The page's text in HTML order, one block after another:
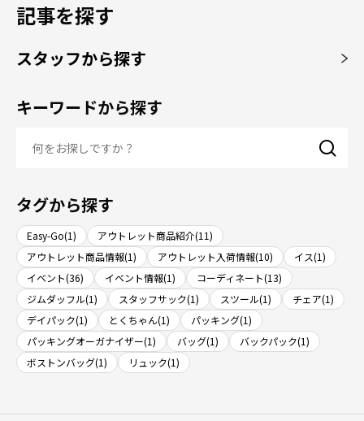
記事を探す
スタッフから探す
キーワードから探す
タグから探す
Easy-Go(1)
アウトレット商品紹介(11)
アウトレット商品情報(1)
アウトレット入荷情報(10)
イス(1)
イベント(36)
イベント情報(1)
コーディネート(13)
ジムダッフル(1)
スタッフサック(1) スツール(1)
チェア(1)
デイパック(1)
とくちゃん(1)
パッキング(1)
パッキングオーガナイザー(1)
バッグ(1)
バックパック(1)
ボストンバッグ(1)
リュック(1)